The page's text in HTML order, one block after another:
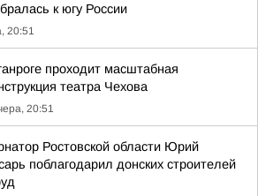
к югу России
20:51
проходит масштабная
театра Чехова
20:51
Ростовской области Юрий
поблагодарил донских строителей